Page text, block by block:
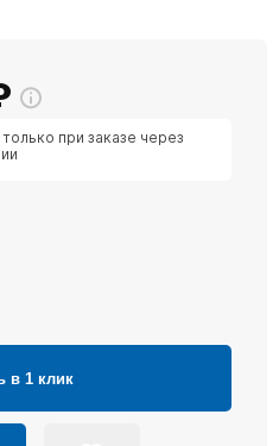
при заказе через
в 1 клик